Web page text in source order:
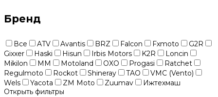
Бренд
Все ATV Avantis BRZ Falcon Fxmoto
G2R
Gixxer
Haski Hisun Irbis Motors K2R
Loncin
Mikilon
MM Motoland OXO Progasi
Ratchet
Regulmoto
Rockot Shineray TAO
VMC (Vento)
Wels
Yacota ZM Moto Zuumav
Ижтехмаш
Открыть фильтры